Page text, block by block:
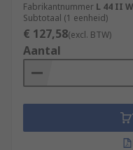
Fabrikantnummer L 44 II
Subtotaal (1 eenheid)
€ 127,58(excl. BTW)
Aantal